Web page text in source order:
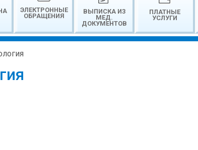
ЭЛЕКТРОННЫЕ
ОБРАЩЕНИЯ
ВЫПИСКА ИЗ
МЕД.
ДОКУМЕНТОВ
ПЛАТНЫЕ
УСЛУГИ